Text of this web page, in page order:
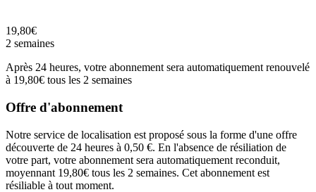
19,80€
2 semaines
Après 24 heures, votre abonnement sera automatiquement renouvelé
à 19,80€ tous les 2 semaines
Offre d'abonnement
Notre service de localisation est proposé sous la forme d'une offre
découverte de 24 heures à 0,50 €. En l'absence de résiliation de
votre part, votre abonnement sera automatiquement reconduit,
moyennant 19,80€ tous les 2 semaines. Cet abonnement est
résiliable à tout moment.